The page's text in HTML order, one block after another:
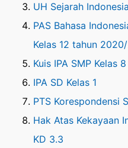
UH Sejarah
PAS Bahasa
Kelas 12 tahun
Kuis IPA SMP Kelas 8
IPA SD Kelas 1
PTS Korespondensi
Hak Atas Kekayaan
KD 3.3